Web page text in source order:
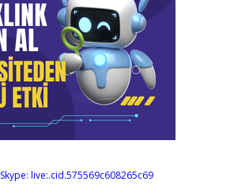
Skype: live:.cid.575569c608265c69